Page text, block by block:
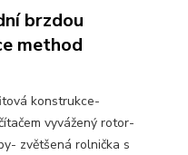
brzdou
method
konstrukce-
vyvážený rotor-
zvětšená rolnička s